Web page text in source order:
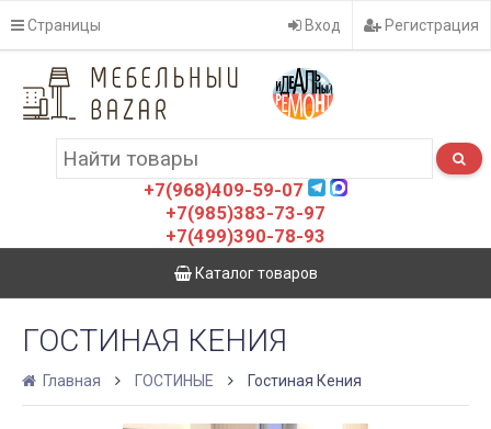
Страницы Вход Регистрация
+7(968)409-59-07
+7(985)383-73-97
+7(499)390-78-93
Каталог товаров
ГОСТИНАЯ КЕНИЯ
Главная ГОСТИНЫЕ Гостиная Кения